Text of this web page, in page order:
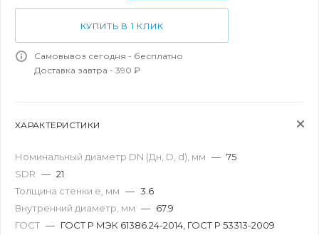
КУПИТЬ В 1 КЛИК
Самовывоз сегодня - бесплатно
Доставка завтра - 390 ₽
ХАРАКТЕРИСТИКИ
Номинальный диаметр DN (Дн, D, d), мм — 75
SDR — 21
Толщина стенки e, мм — 3.6
Внутренний диаметр, мм — 67.9
ГОСТ — ГОСТ Р МЭК 61386.24-2014, ГОСТ Р 53313-2009